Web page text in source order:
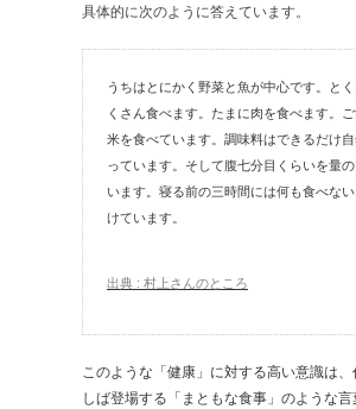
具体的に次のように答えています。
うちはとにかく野菜と魚が中心です。と
くさん食べます。たまに肉を食べます。
米を食べています。調味料はできるだけ
っています。そして腹七分目くらいを量
います。寝る前の三時間には何も食べな
けています。
出典 : 村上さんのところ
このような「健康」に対する高い意識は
しば登場する「まともな食事」のような